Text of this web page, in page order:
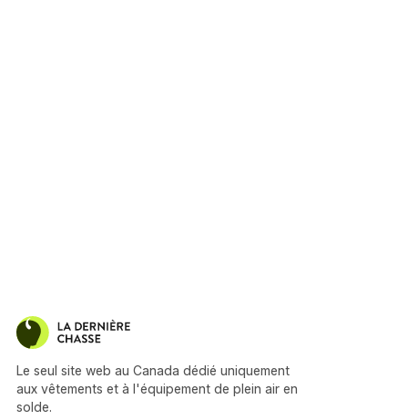
Le seul site web au Canada dédié uniquement
aux vêtements et à l'équipement de plein air en
solde.